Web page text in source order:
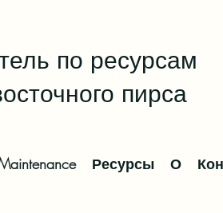
по ресурсам
пирса
Ресурсы О